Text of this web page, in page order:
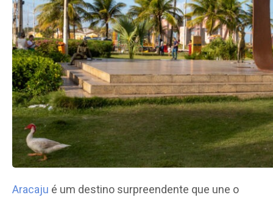
Aracaju é um destino surpreendente que une o